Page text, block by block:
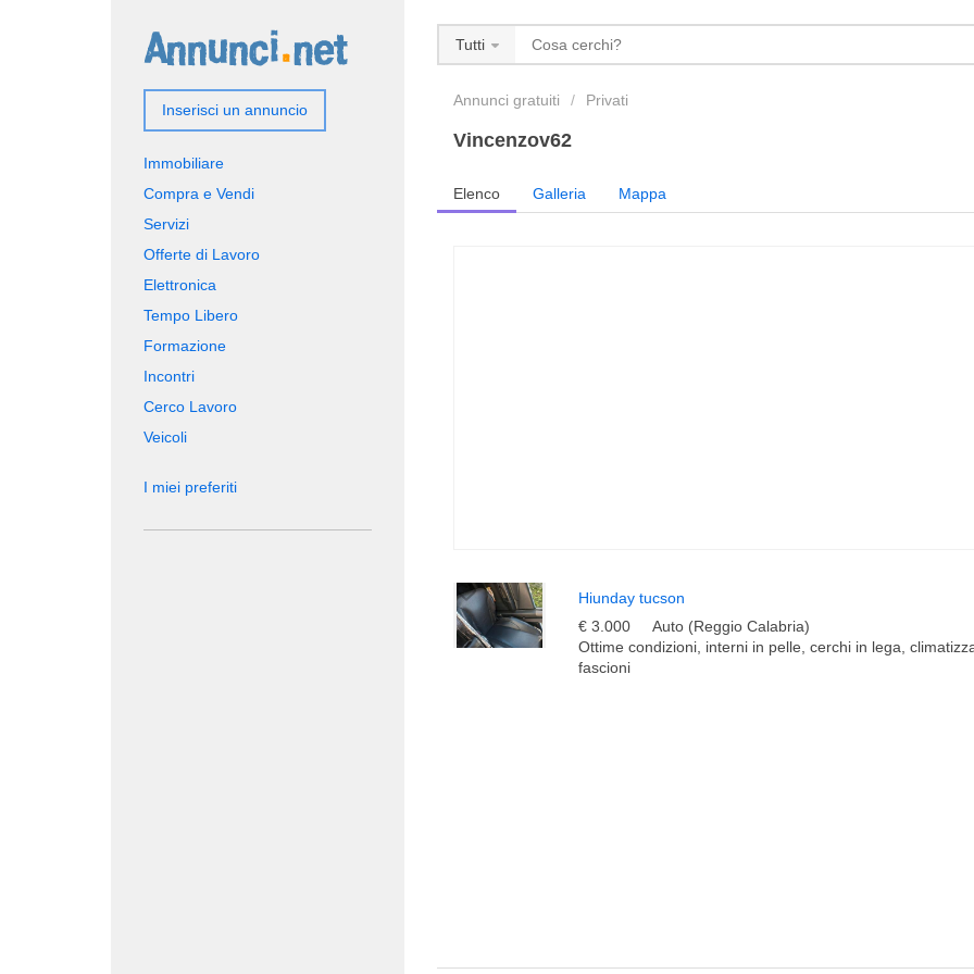
Tutti
Annunci gratuiti Privati
Vincenzov62
Elenco Galleria Mappa
Hiunday tucson
€ 3.000
Auto (Reggio Calabria)
Ottime condizioni, interni in pelle, cerchi in lega,
fascioni
Inserisci un annuncio
Immobiliare
Compra e Vendi
Servizi
Offerte di Lavoro
Elettronica
Tempo Libero
Formazione
Incontri
Cerco Lavoro
Veicoli
I miei preferiti